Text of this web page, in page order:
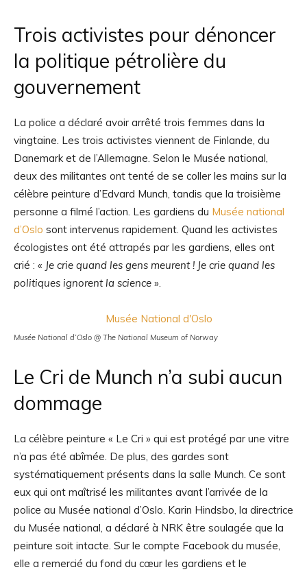
Trois activistes pour dénoncer
la politique pétrolière du
gouvernement
La police a déclaré avoir arrêté trois femmes dans la
vingtaine. Les trois activistes viennent de Finlande, du
Danemark et de l’Allemagne. Selon le Musée national,
deux des militantes ont tenté de se coller les mains sur la
célèbre peinture d’Edvard Munch, tandis que la troisième
personne a filmé l’action. Les gardiens du Musée national
d’Oslo sont intervenus rapidement. Quand les activistes
écologistes ont été attrapés par les gardiens, elles ont
crié : « Je crie quand les gens meurent ! Je crie quand les
politiques ignorent la science ».
Musée National d’Oslo @ The National Museum of Norway
Le Cri de Munch n’a subi aucun
dommage
La célèbre peinture « Le Cri » qui est protégé par une vitre
n’a pas été abîmée. De plus, des gardes sont
systématiquement présents dans la salle Munch. Ce sont
eux qui ont maîtrisé les militantes avant l’arrivée de la
police au Musée national d’Oslo. Karin Hindsbo, la directrice
du Musée national, a déclaré à NRK être soulagée que la
peinture soit intacte. Sur le compte Facebook du musée,
elle a remercié du fond du cœur les gardiens et le